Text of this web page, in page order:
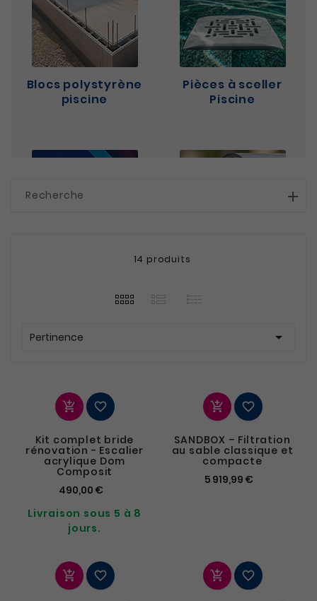
Blocs polystyrène
piscine
Pièces à sceller
Piscine
Coffrets
électriques
piscine
Escaliers / Echelles
Local technique
Recherche
14 produits
Pertinence 
 
Kit complet bride
rénovation - Escalier
acrylique Dom
Composit
490,00 €
Livraison sous 5 à 8
jours.
 
SANDBOX – Filtration
au sable classique et
compacte
5 919,99 €
   